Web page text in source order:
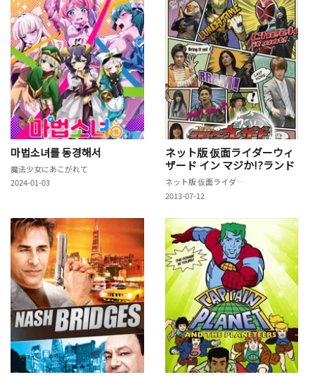
마법소녀를 동경해서
魔法少女にあこがれて
2024-01-03
ネット版 仮面ライダーウィ
ザード イン マジか!?ランド
ネット版 仮面ライダーウィザード イン マジか!?ランド
2013-07-12